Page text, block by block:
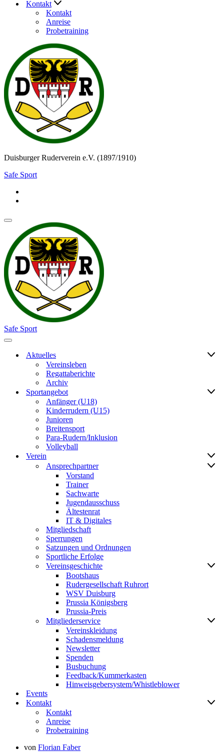
Kontakt
Kontakt
Anreise
Probetraining
Duisburger Ruderverein e.V. (1897/1910)
Safe Sport
Navigationsmenü
Safe Sport
Navigationsmenü
Aktuelles
Vereinsleben
Regattaberichte
Archiv
Sportangebot
Anfänger (U18)
Kinderrudern (U15)
Junioren
Breitensport
Para-Rudern/Inklusion
Volleyball
Verein
Ansprechpartner
Vorstand
Trainer
Sachwarte
Jugendausschuss
Ältestenrat
IT & Digitales
Mitgliedschaft
Sperrungen
Satzungen und Ordnungen
Sportliche Erfolge
Vereinsgeschichte
Bootshaus
Rudergesellschaft Ruhrort
WSV Duisburg
Prussia Königsberg
Prussia-Preis
Mitgliederservice
Vereinskleidung
Schadensmeldung
Newsletter
Spenden
Busbuchung
Feedback/Kummerkasten
Hinweisgebersystem/Whistleblower
Events
Kontakt
Kontakt
Anreise
Probetraining
von Florian Faber